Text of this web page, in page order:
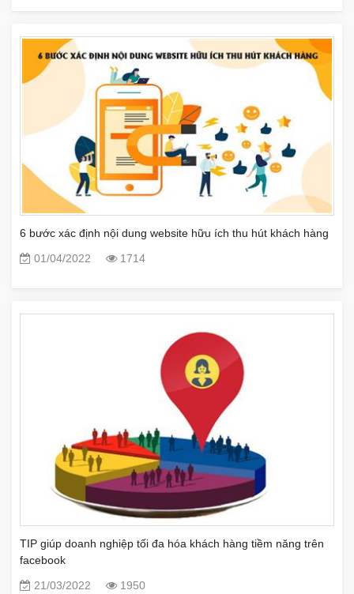
6 bước xác định nội dung website hữu ích thu hút khách hàng
01/04/2022
1714
TIP giúp doanh nghiệp tối đa hóa khách hàng tiềm năng trên
facebook
21/03/2022
1950